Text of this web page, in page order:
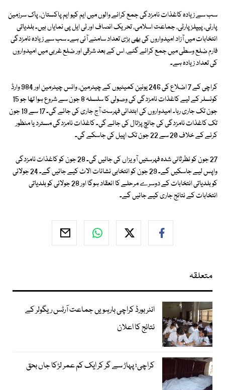
سب سے زیادہ کاغذات نامزدگی جمع کرانے والوں میں ایم کیو ایم پاکستان، پاک سرزمین
پارٹی، پیپلز پارٹی، جماعت اسلامی، تحریک انصاف اور ٹی ایل پی نمایاں ہیں۔ بلدیاتی
انتخابات میں آزاد امیدواروں کی بھی بڑی تعداد سامنے آئی ہے۔ سب سے زیادہ نامزدگی
فارم ضلع وسطی میں جمع کرائے گئے، اس کے بعد شرقی اور ضلع غربی میں امیدواروں
کی تعداد زیادہ ہے۔
کراچی کے 7 اضلاع کی 246 یونین کمیٹیوں کے چیئرمین، وائس چیئرمین اور 984 وارڈ
کونسلر کے لیے کاغذات نامزدگی کی وصولی کا سلسلہ 8 جون سے شروع ہوا تھا جو 15
جون تک جاری رہا۔ امیدواروں کی ابتدائی فہرست آج جاری کی جائے گی۔ 17 سے 19 جون
تک کاغذات نامزدگی کی جانچ پڑتال کی جائے گی۔ کاغذات نامزدگی مسترد یا منظور
کرنے کے خلاف 20 سے 22 جون تک اپیل کی جاسکے گی۔
27 جون کو نظرثانی شدہ فہرستیں آویزاں کی جائیں گی۔ 28 جون کو کاغذات نامزدگی
واپس لیے جاسکیں گے۔ 29 جون کو انتخابی نشانات الاٹ کیے جائیں گے۔ 24 جولائی
کو بلدیاتی انتخابات کے دوسرے مرحلے کا انعقاد ہوگا اور 28 جولائی کو بلدیاتی
انتخابات کے نتائج جاری کیے جائیں گے۔
متعلقہ
انٹر بورڈ کراچی بارہویں جماعت آرٹس ریگولر کے
نتائج کا اعلان
کراچی؛ پہاڑ سے گر کر ایک کم عمر لڑکا جاں بحق